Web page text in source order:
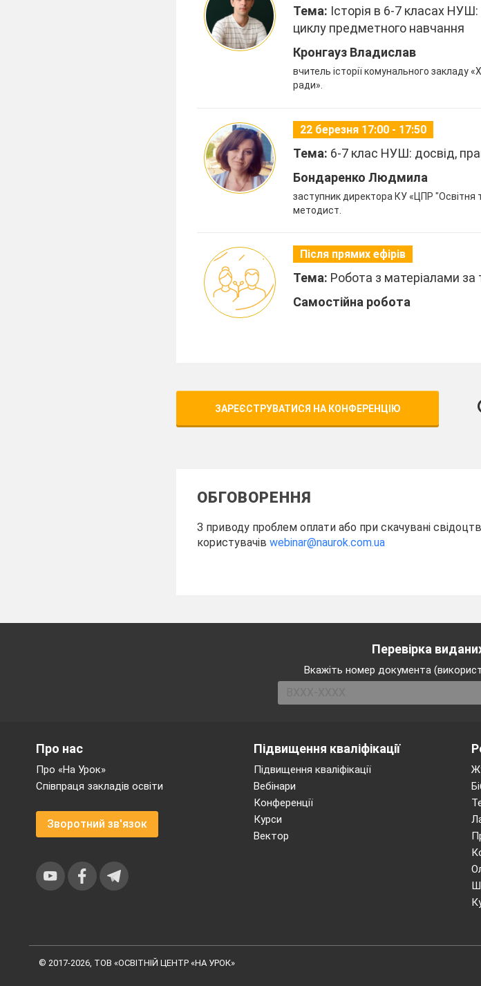
Тема: Історія в 6-7 класах
циклу предметного навчання
Кронгауз Владислав
вчитель історії комунального закладу
ради».
22 березня 17:00 - 17:50
Тема: 6-7 клас НУШ: досвід,
Бондаренко Людмила
заступник директора КУ «ЦПР "Освітня
методист.
Після прямих ефірів
Тема: Робота з матеріалами
Самостійна робота
ЗАРЕЄСТРУВАТИСЯ НА КОНФЕРЕНЦІЮ
ОБГОВОРЕННЯ
З приводу проблем оплати або при скачувані
користувачівwebinar@naurok.com.ua
Перевірка
Вкажіть номер документа
Підвищення кваліфікації
Підвищення кваліфікації
Вебінари
Конференції
Курси
Вектор
Про нас
Про «На Урок»
Співпраця закладів освіти
Зворотний зв'язок
© 2017-2026, ТОВ «ОСВІТНІЙ ЦЕНТР «НА УРОК»